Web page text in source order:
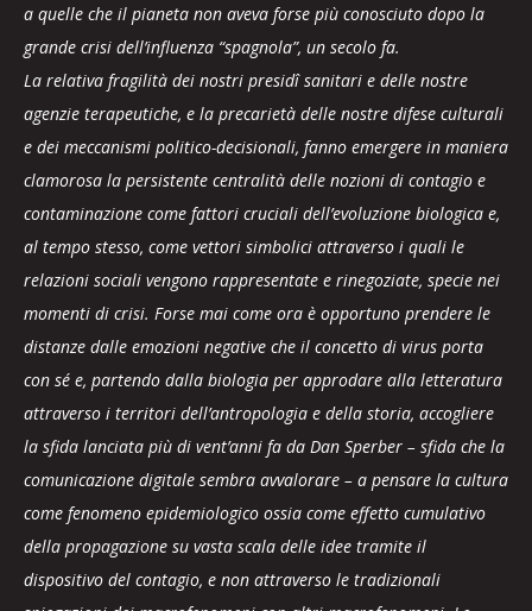
a quelle che il pianeta non aveva forse più conosciuto dopo la
grande crisi dell’influenza “spagnola”, un secolo fa.
La relativa fragilità dei nostri presidî sanitari e delle nostre
agenzie terapeutiche, e la precarietà delle nostre difese culturali
e dei meccanismi politico-decisionali, fanno emergere in maniera
clamorosa la persistente centralità delle nozioni di contagio e
contaminazione come fattori cruciali dell’evoluzione biologica e,
al tempo stesso, come vettori simbolici attraverso i quali le
relazioni sociali vengono rappresentate e rinegoziate, specie nei
momenti di crisi. Forse mai come ora è opportuno prendere le
distanze dalle emozioni negative che il concetto di virus porta
con sé e, partendo dalla biologia per approdare alla letteratura
attraverso i territori dell’antropologia e della storia, accogliere
la sfida lanciata più di vent’anni fa da Dan Sperber – sfida che la
comunicazione digitale sembra avvalorare – a pensare la cultura
come fenomeno epidemiologico ossia come effetto cumulativo
della propagazione su vasta scala delle idee tramite il
dispositivo del contagio, e non attraverso le tradizionali